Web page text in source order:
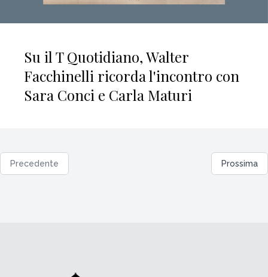
Su il T Quotidiano, Walter
Facchinelli ricorda l'incontro con
Sara Conci e Carla Maturi
Precedente Prossima